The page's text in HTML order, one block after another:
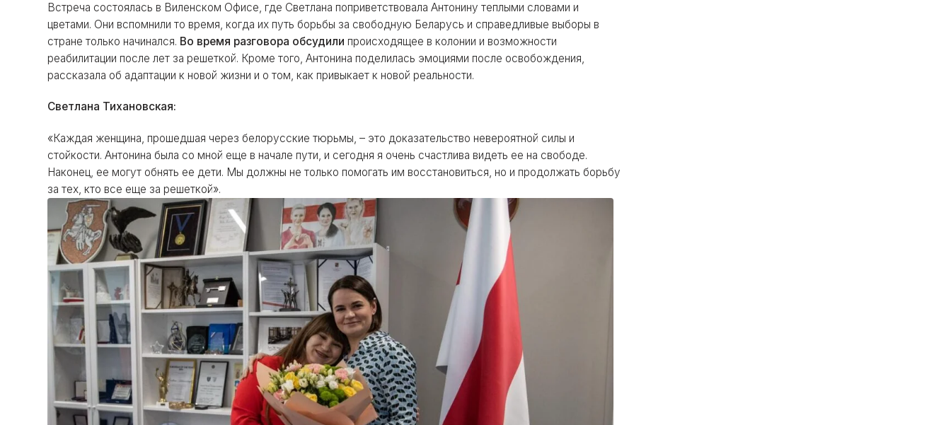
Встреча состоялась в Виленском Офисе, где Светлана поприветствовала Антонину теплыми словами и
цветами. Они вспомнили то время, когда их путь борьбы за свободную Беларусь и справедливые выборы в
стране только начинался. Во время разговора обсудили происходящее в колонии и возможности
реабилитации после лет за решеткой. Кроме того, Антонина поделилась эмоциями после освобождения,
рассказала об адаптации к новой жизни и о том, как привыкает к новой реальности.
Светлана Тихановская:
«Каждая женщина, прошедшая через белорусские тюрьмы, – это доказательство невероятной силы и
стойкости. Антонина была со мной еще в начале пути, и сегодня я очень счастлива видеть ее на свободе.
Наконец, ее могут обнять ее дети. Мы должны не только помогать им восстановиться, но и продолжать борьбу
за тех, кто все еще за решеткой».